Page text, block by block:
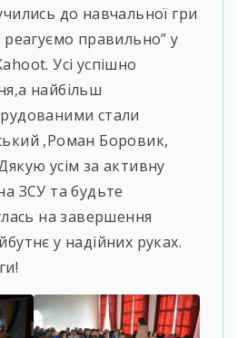
до навчальної гри
правильно” у
Усі успішно
найбільш
стали
,Роман Боровик,
усім за активну
ЗСУ та будьте
на завершення
у надійних руках.